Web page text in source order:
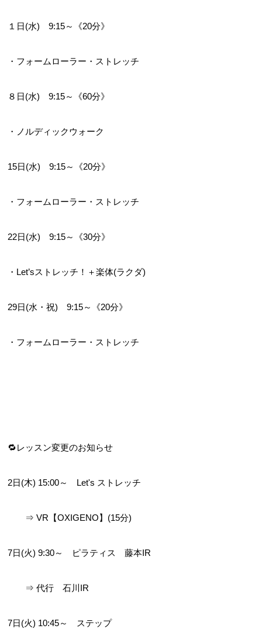
１日(水)　9:15～《20分》
・フォームローラー・ストレッチ
８日(水)　9:15～《60分》
・ノルディックウォーク
15日(水)　9:15～《20分》
・フォームローラー・ストレッチ
22日(水)　9:15～《30分》
・Let’sストレッチ！＋楽体(ラクダ)
29日(水・祝)　9:15～《20分》
・フォームローラー・ストレッチ
🔁レッスン変更のお知らせ
2日(木) 15:00～　Let's ストレッチ
⇒ VR【OXIGENO】(15分)
7日(火) 9:30～　ピラティス　藤本IR
⇒ 代行　石川IR
7日(火) 10:45～　ステップ